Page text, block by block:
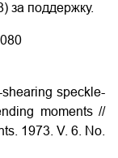
за поддержку.
speckle-
moments //
1973. V. 6. No.